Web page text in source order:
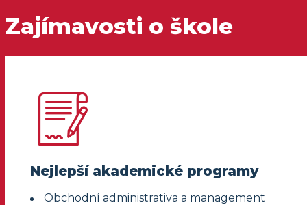
Zajímavosti o škole
Nejlepší akademické programy
Obchodní administrativa a management